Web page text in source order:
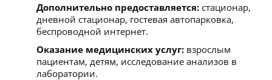
Дополнительно предоставляется: стационар,
дневной стационар, гостевая автопарковка,
беспроводной интернет.
Оказание медицинских услуг: взрослым
пациентам, детям, исследование анализов в
лаборатории.